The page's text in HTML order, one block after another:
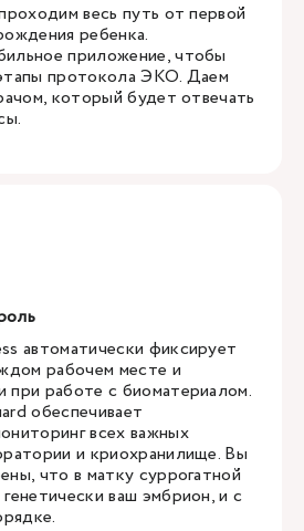
весь путь от первой
ребенка.
приложение, чтобы
протокола ЭКО. Даем
который будет отвечать
автоматически фиксирует
рабочем месте и
при работе с биоматериалом.
обеспечивает
всех важных
и криохранилище. Вы
что в матку суррогатной
ваш эмбрион, и с